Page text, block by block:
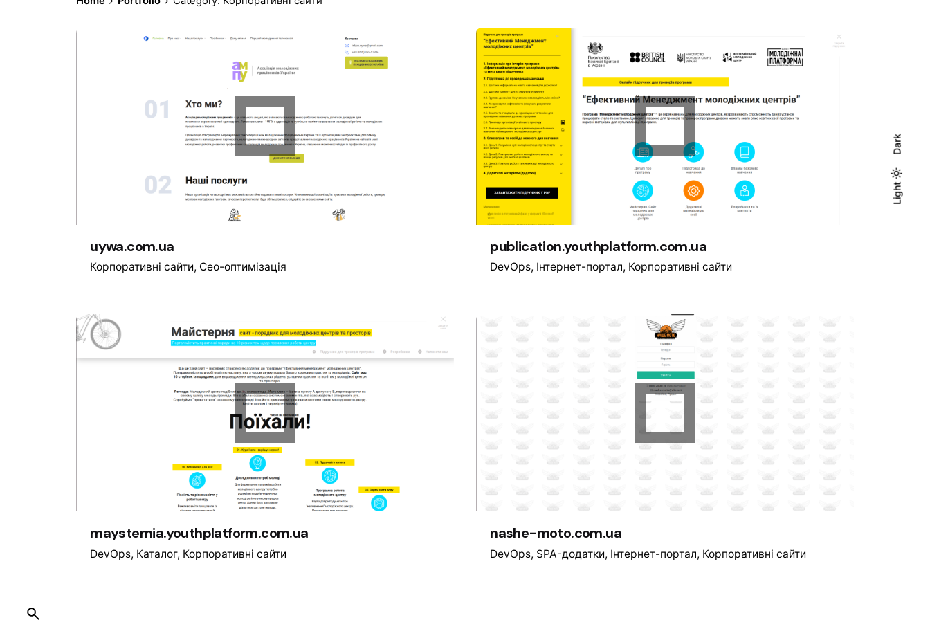
Light
Dark
Light
Dark
uywa.com.ua
Корпоративні сайти Сео-оптимізація
publication.youthplatform.com.ua
DevOps Інтернет-портал Корпоративні сайти
maysternia.youthplatform.com.ua
DevOps Каталог Корпоративні сайти
nashe-moto.com.ua
DevOps SPA-додатки Інтернет-портал Корпоративні сайти